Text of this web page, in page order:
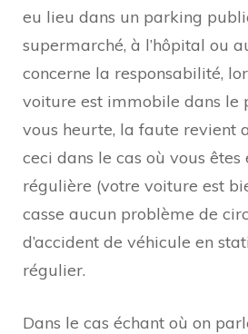
eu lieu dans un parking
supermarché, à l’hôpital ou
concerne la responsabilité,
voiture est immobile dans le
vous heurte, la faute revient
ceci dans le cas où vous êtes
régulière (votre voiture est
casse aucun problème de
d’accident de véhicule en
régulier.
Dans le cas échant où on